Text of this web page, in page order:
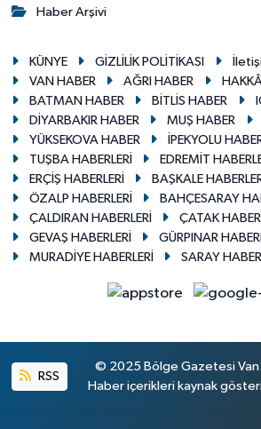
Haber Arşivi
KÜNYE GİZLİLİK POLİTİKASI
VAN HABER
AĞRI HABER
BATMAN HABER
BİTLİS HABER
DİYARBAKIR HABER
MUŞ HABER
YÜKSEKOVA HABER
İPEKYOLU
TUŞBA HABERLERİ
EDREMİT
ERÇİŞ HABERLERİ
BAŞKALE
ÖZALP HABERLERİ
BAHÇESARAY
ÇALDIRAN HABERLERİ
ÇATAK
GEVAŞ HABERLERİ
GÜRPINAR
MURADİYE HABERLERİ
SARAY
RSS
© 2025 Bölge Gazetesi Van.
Haber içerikleri kaynak